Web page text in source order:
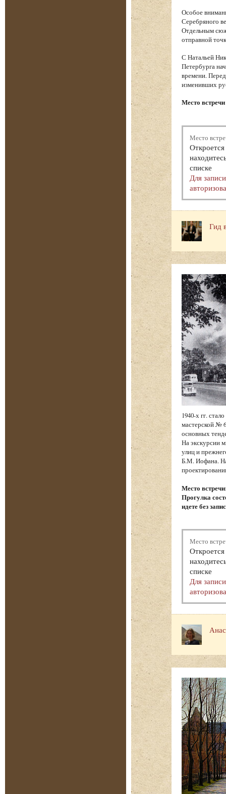
Особое
Серебряного
Отдельным
отправной
С Натальей
Петербурга
времени.
изменивших
Место
Место
списке
Для
Гид
1940-х гг.
мастерской №
основных
На экскурсии
улиц и
Б.М. Иофана.
Место
Прогулка
идете без
Место
списке
Для